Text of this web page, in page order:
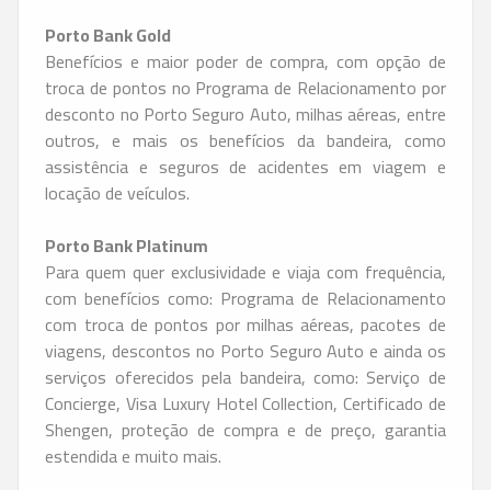
PortoBankGold
Benefícios e maior poder de compra, com opção de
troca de pontos no Programa de Relacionamento por
desconto no Porto Seguro Auto, milhas aéreas, entre
outros, e mais os benefícios da bandeira, como
assistência e seguros de acidentes em viagem e
locação de veículos.
PortoBankPlatinum
Para quem quer exclusividade e viaja com frequência,
com benefícios como: Programa de Relacionamento
com troca de pontos por milhas aéreas, pacotes de
viagens, descontos no Porto Seguro Auto e ainda os
serviços oferecidos pela bandeira, como: Serviço de
Concierge, Visa Luxury Hotel Collection, Certificado de
Shengen, proteção de compra e de preço, garantia
estendida e muito mais.